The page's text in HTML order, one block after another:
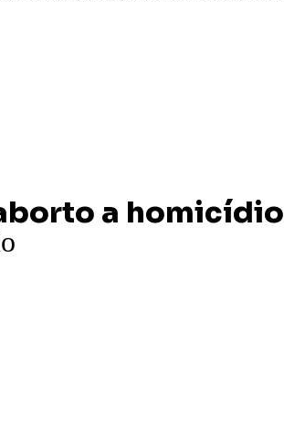
a homicídio